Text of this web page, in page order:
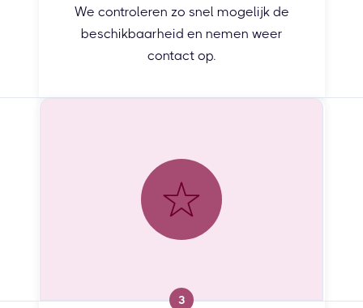
We controleren zo snel mogelijk de
beschikbaarheid en nemen weer
contact op.
3